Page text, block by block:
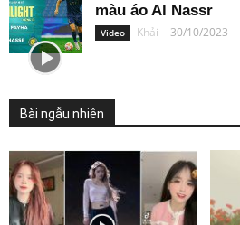
màu áo Al Nassr
Video Khải - 30/10/2023
Bài ngẫu nhiên